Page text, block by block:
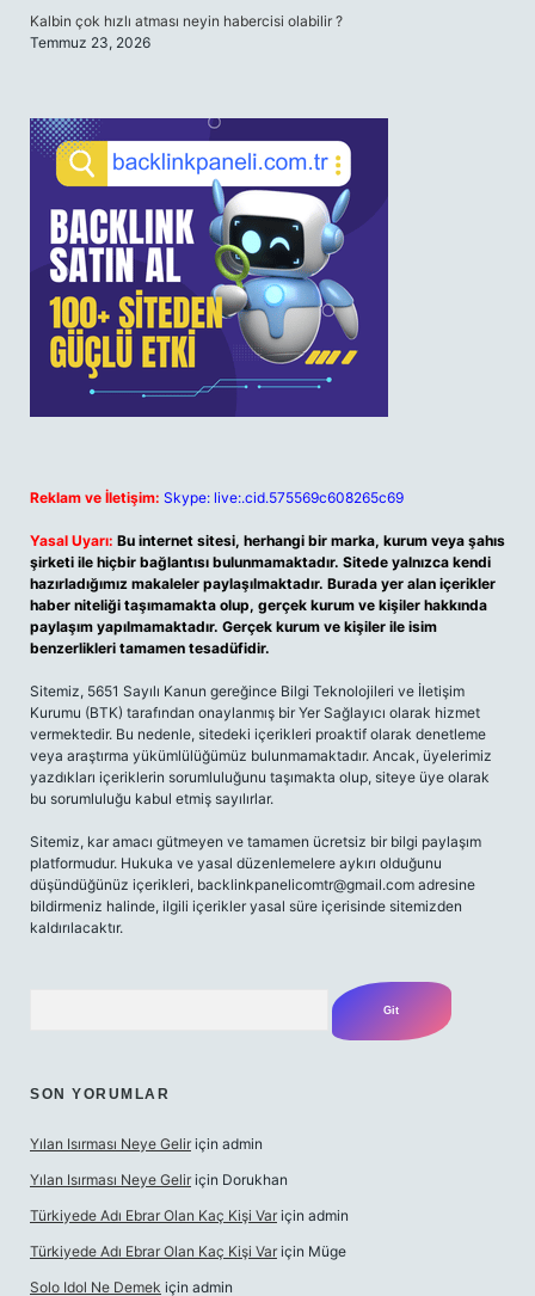
Kalbin çok hızlı atması neyin habercisi olabilir ?
Temmuz 23, 2026
Reklam ve İletişim: Skype: live:.cid.575569c608265c69
Yasal Uyarı: Bu internet sitesi, herhangi bir marka, kurum veya şahıs
şirketi ile hiçbir bağlantısı bulunmamaktadır. Sitede yalnızca kendi
hazırladığımız makaleler paylaşılmaktadır. Burada yer alan içerikler
haber niteliği taşımamakta olup, gerçek kurum ve kişiler hakkında
paylaşım yapılmamaktadır. Gerçek kurum ve kişiler ile isim
benzerlikleri tamamen tesadüfidir.
Sitemiz, 5651 Sayılı Kanun gereğince Bilgi Teknolojileri ve İletişim
Kurumu (BTK) tarafından onaylanmış bir Yer Sağlayıcı olarak hizmet
vermektedir. Bu nedenle, sitedeki içerikleri proaktif olarak denetleme
veya araştırma yükümlülüğümüz bulunmamaktadır. Ancak, üyelerimiz
yazdıkları içeriklerin sorumluluğunu taşımakta olup, siteye üye olarak
bu sorumluluğu kabul etmiş sayılırlar.
Sitemiz, kar amacı gütmeyen ve tamamen ücretsiz bir bilgi paylaşım
platformudur. Hukuka ve yasal düzenlemelere aykırı olduğunu
düşündüğünüz içerikleri, backlinkpanelicomtr@gmail.com adresine
bildirmeniz halinde, ilgili içerikler yasal süre içerisinde sitemizden
kaldırılacaktır.
SON YORUMLAR
Yılan Isırması Neye Gelir için admin
Yılan Isırması Neye Gelir için Dorukhan
Türkiyede Adı Ebrar Olan Kaç Kişi Var için admin
Türkiyede Adı Ebrar Olan Kaç Kişi Var için Müge
Solo Idol Ne Demek için admin